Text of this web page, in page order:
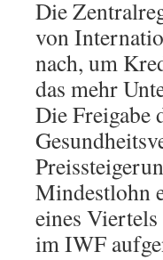
Die
von
nach, um
das mehr
Die Freigabe
Mindestlohn
eines
im IWF